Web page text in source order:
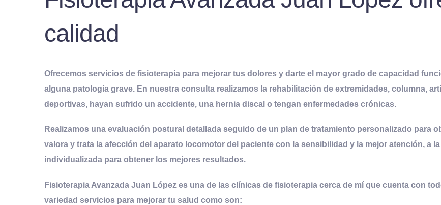
calidad
Ofrecemos servicios de fisioterapia para mejorar tus dolores y darte el mayor grado de capacidad
alguna patología grave. En nuestra consulta realizamos la rehabilitación de extremidades, columna,
deportivas, hayan sufrido un accidente, una hernia discal o tengan enfermedades crónicas.
Realizamos una evaluación postural detallada seguido de un plan de tratamiento personalizado para
valora y trata la afección del aparato locomotor del paciente con la sensibilidad y la mejor atención, a
individualizada para obtener los mejores resultados.
Fisioterapia Avanzada Juan López es una de las clínicas de fisioterapia cerca de mí que cuenta con
variedad servicios para mejorar tu salud como son: